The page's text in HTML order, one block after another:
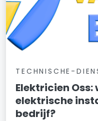
TECHNISCHE-
Elektricien
elektrische
bedrijf?